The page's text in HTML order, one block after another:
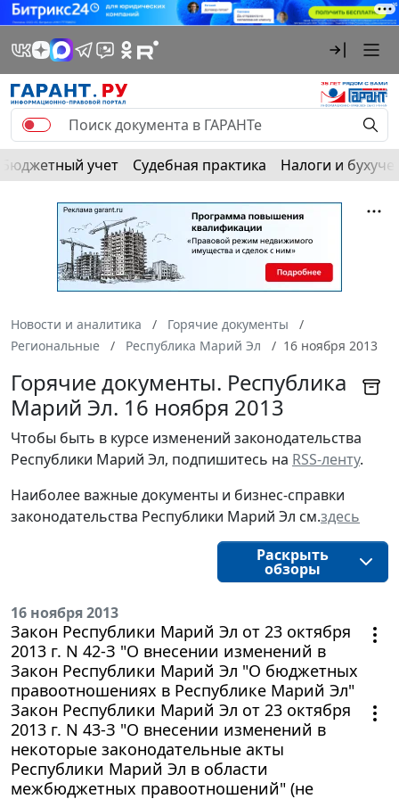
Бюджетный учет Судебная практика Налоги и
Новости и аналитика
Горячие документы
Региональные
Республика Марий Эл 16 ноября 2013
Горячие документы. Республика
Марий Эл. 16 ноября 2013
Чтобы быть в курсе изменений законодательства
Республики Марий Эл, подпишитесь на RSS-ленту.
Наиболее важные документы и бизнес-справки
законодательства Республики Марий Эл см.здесь
Раскрыть
обзоры
16 ноября 2013
Закон Республики Марий Эл от 23 октября
2013 г. N 42-З "О внесении изменений в
Закон Республики Марий Эл "О бюджетных
правоотношениях в Республике Марий Эл"
Закон Республики Марий Эл от 23 октября
2013 г. N 43-З "О внесении изменений в
некоторые законодательные акты
Республики Марий Эл в области
межбюджетных правоотношений" (не